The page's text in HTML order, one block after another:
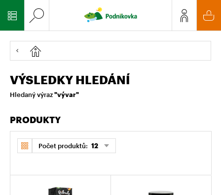
VÝSLEDKY HLEDÁNÍ
Hledaný výraz"vývar"
PRODUKTY
Počet produktů: 12